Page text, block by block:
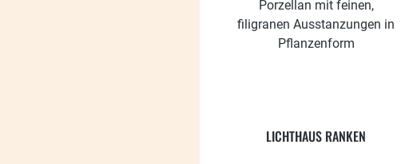
LICHTHAUS RANKEN